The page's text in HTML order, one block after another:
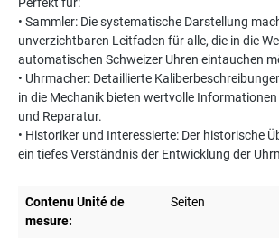
• Sammler: Die systematische Darstellung
unverzichtbaren Leitfaden für alle, die in die
automatischen Schweizer Uhren eintauchen
• Uhrmacher: Detaillierte
in die Mechanik bieten wertvolle
und Reparatur.
• Historiker und Interessierte: Der historische
ein tiefes Verständnis der Entwicklung der
Contenu Unité de
mesure:
Seiten